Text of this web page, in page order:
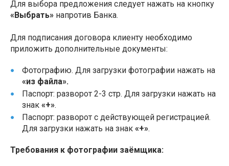
Для выбора предложения следует нажать на кнопку
«Выбрать» напротив Банка.
Для подписания договора клиенту необходимо
приложить дополнительные документы:
Фотографию. Для загрузки фотографии нажать на
«из файла».
Паспорт: разворот 2-3 стр. Для загрузки нажать на
знак «+».
Паспорт: разворот с действующей регистрацией.
Для загрузки нажать на знак «+».
Требования к фотографии заёмщика: